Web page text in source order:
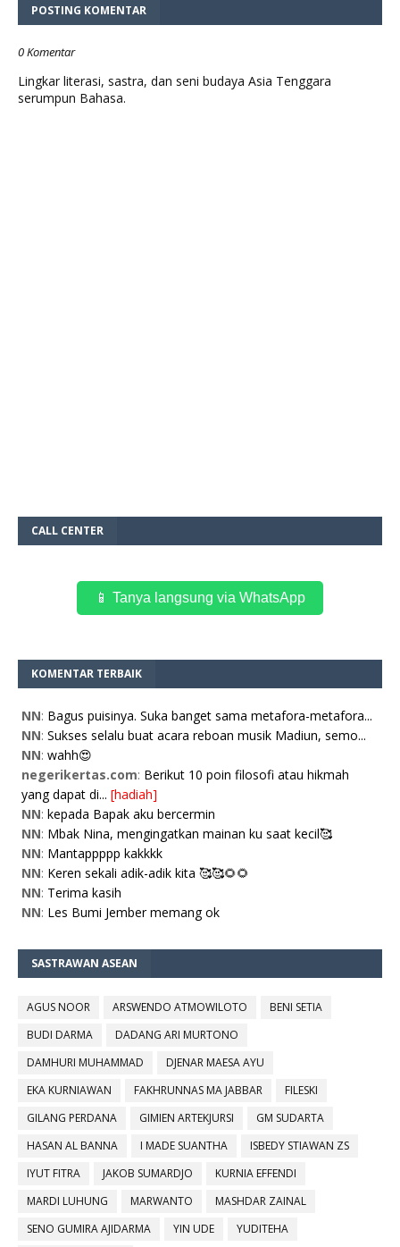
POSTING KOMENTAR
0 Komentar
Lingkar literasi, sastra, dan seni budaya Asia Tenggara
serumpun Bahasa.
CALL CENTER
📱 Tanya langsung via WhatsApp
KOMENTAR TERBAIK
NN: Bagus puisinya. Suka banget sama metafora-metafora...
NN: Sukses selalu buat acara reboan musik Madiun, semo...
NN: wahh😍
negerikertas.com: Berikut 10 poin filosofi atau hikmah
yang dapat di... [hadiah]
NN: kepada Bapak aku bercermin
NN: Mbak Nina, mengingatkan mainan ku saat kecil🥰
NN: Mantappppp kakkkk
NN: Keren sekali adik-adik kita 🥰🥰🌻🌻
NN: Terima kasih
NN: Les Bumi Jember memang ok
SASTRAWAN ASEAN
AGUS NOOR ARSWENDO ATMOWILOTO
BENI SETIA
BUDI DARMA
DADANG ARI MURTONO
DAMHURI MUHAMMAD
DJENAR MAESA AYU
EKA KURNIAWAN
FAKHRUNNAS MA JABBAR
FILESKI
GILANG PERDANA
GIMIEN ARTEKJURSI
GM SUDARTA
HASAN AL BANNA
I MADE SUANTHA
ISBEDY STIAWAN ZS
IYUT FITRA
JAKOB SUMARDJO
KURNIA EFFENDI
MARDI LUHUNG
MARWANTO
MASHDAR ZAINAL
SENO GUMIRA AJIDARMA
YIN UDE
YUDITEHA